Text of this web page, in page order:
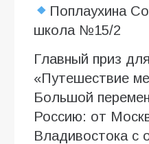
Поплаухина
школа №15/2
Главный приз
«Путешествие
Большой
Россию: от
Владивостока с